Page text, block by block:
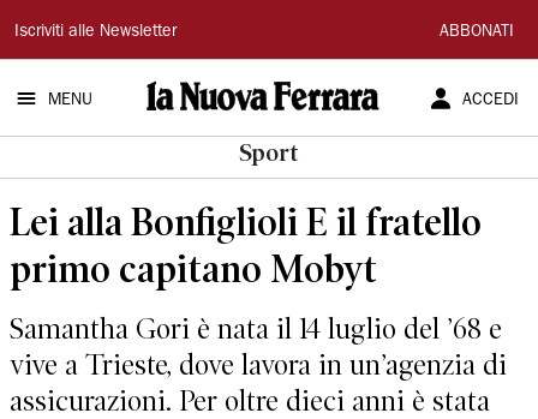
La
Nuova
Ferrara
Iscriviti alle Newsletter ABBONATI
MENU ACCEDI
Sport
Lei alla Bonfiglioli E il fratello
primo capitano Mobyt
Samantha Gori è nata il 14 luglio del ’68 e
vive a Trieste, dove lavora in un’agenzia di
assicurazioni. Per oltre dieci anni è stata